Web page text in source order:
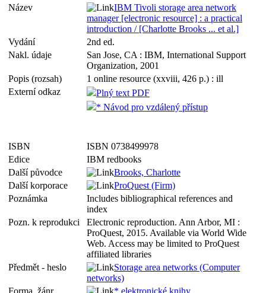
Název
IBM Tivoli storage area network
manager [electronic resource] : a practical
introduction / [Charlotte Brooks ... et al.]
Vydání
2nd ed.
Nakl. údaje
San Jose, CA : IBM, International Support
Organization, 2001
Popis (rozsah)
1 online resource (xxviii, 426 p.) : ill
Externí odkaz
Plný text PDF
* Návod pro vzdálený přístup
ISBN
ISBN 0738499978
Edice
IBM redbooks
Další původce
Brooks, Charlotte
Další korporace
ProQuest (Firm)
Poznámka
Includes bibliographical references and
index
Pozn. k reprodukci
Electronic reproduction. Ann Arbor, MI :
ProQuest, 2015. Available via World Wide
Web. Access may be limited to ProQuest
affiliated libraries
Předmět - heslo
Storage area networks (Computer
networks)
Forma, žánr
* elektronické knihy